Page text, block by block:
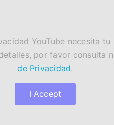
YouTube necesita tu
por favor consulta
de Privacidad.
I Accept